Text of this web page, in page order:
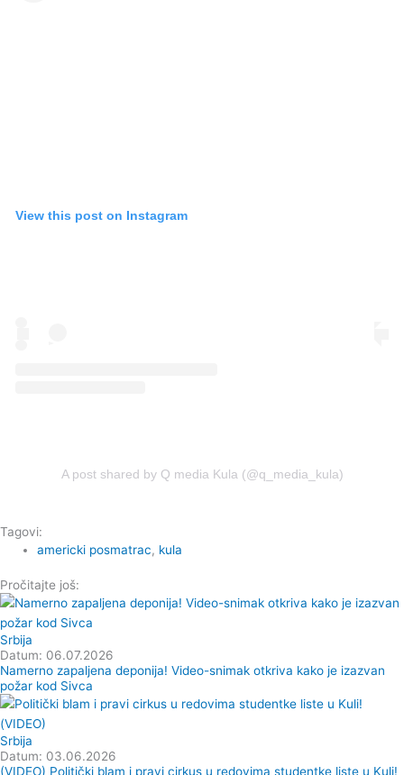
View this post on Instagram
A post shared by Q media Kula (@q_media_kula)
Tagovi:
americki posmatrac, kula
Pročitajte još:
Srbija
Datum: 06.07.2026
Namerno zapaljena deponija! Video-snimak otkriva kako je izazvan
požar kod Sivca
Srbija
Datum: 03.06.2026
(VIDEO) Politički blam i pravi cirkus u redovima studentke liste u Kuli!